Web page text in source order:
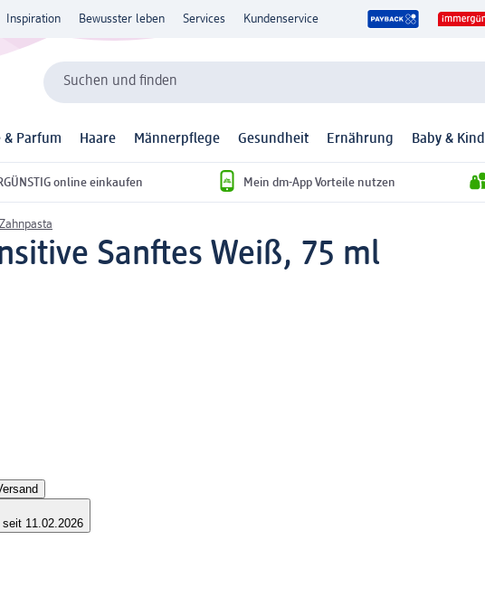
Inspiration Bewusster leben Services Kundenservice
Suchen und finden
& Parfum Haare Männerpflege Gesundheit Ernährung Baby & Kind
online einkaufen Mein dm-App Vorteile nutzen
Zahnpasta
Sanftes Weiß, 75 ml
11.02.2026